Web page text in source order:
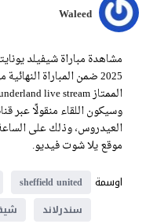
Waleed
2025 ضمن المباراة
موقع يلا شوت فيديو.
اوسمة
sheffield united
سندرلاند